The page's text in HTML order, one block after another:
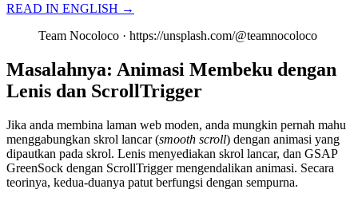
READ IN ENGLISH →
Team Nocoloco · https://unsplash.com/@teamnocoloco
Masalahnya: Animasi Membeku dengan
Lenis dan ScrollTrigger
Jika anda membina laman web moden, anda mungkin pernah mahu
menggabungkan skrol lancar (smooth scroll) dengan animasi yang
dipautkan pada skrol. Lenis menyediakan skrol lancar, dan GSAP
GreenSock dengan ScrollTrigger mengendalikan animasi. Secara
teorinya, kedua-duanya patut berfungsi dengan sempurna.